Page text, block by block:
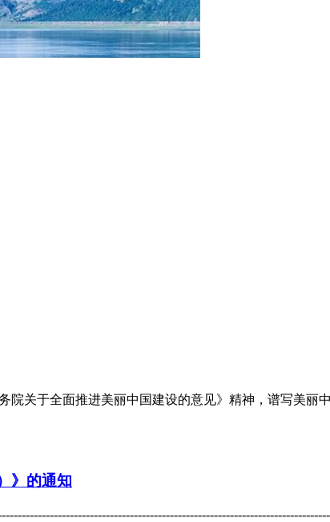
院关于全面推进美丽中国建设的意见》精神，谱写美丽
》的通知